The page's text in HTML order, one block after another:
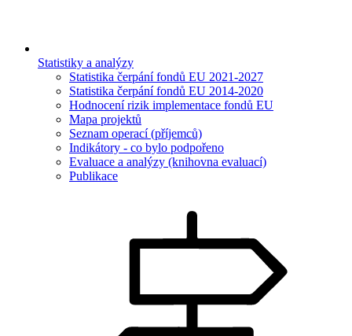
Statistiky a analýzy
Statistika čerpání fondů EU 2021-2027
Statistika čerpání fondů EU 2014-2020
Hodnocení rizik implementace fondů EU
Mapa projektů
Seznam operací (příjemců)
Indikátory - co bylo podpořeno
Evaluace a analýzy (knihovna evaluací)
Publikace